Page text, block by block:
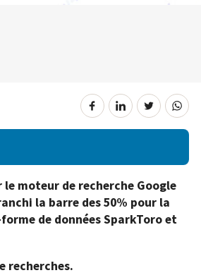
le moteur de recherche Google
la barre des 50% pour la
de données SparkToro et
recherches.